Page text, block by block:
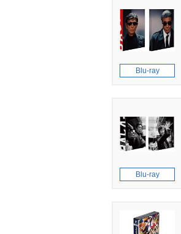
Blu-ray
Blu-ray